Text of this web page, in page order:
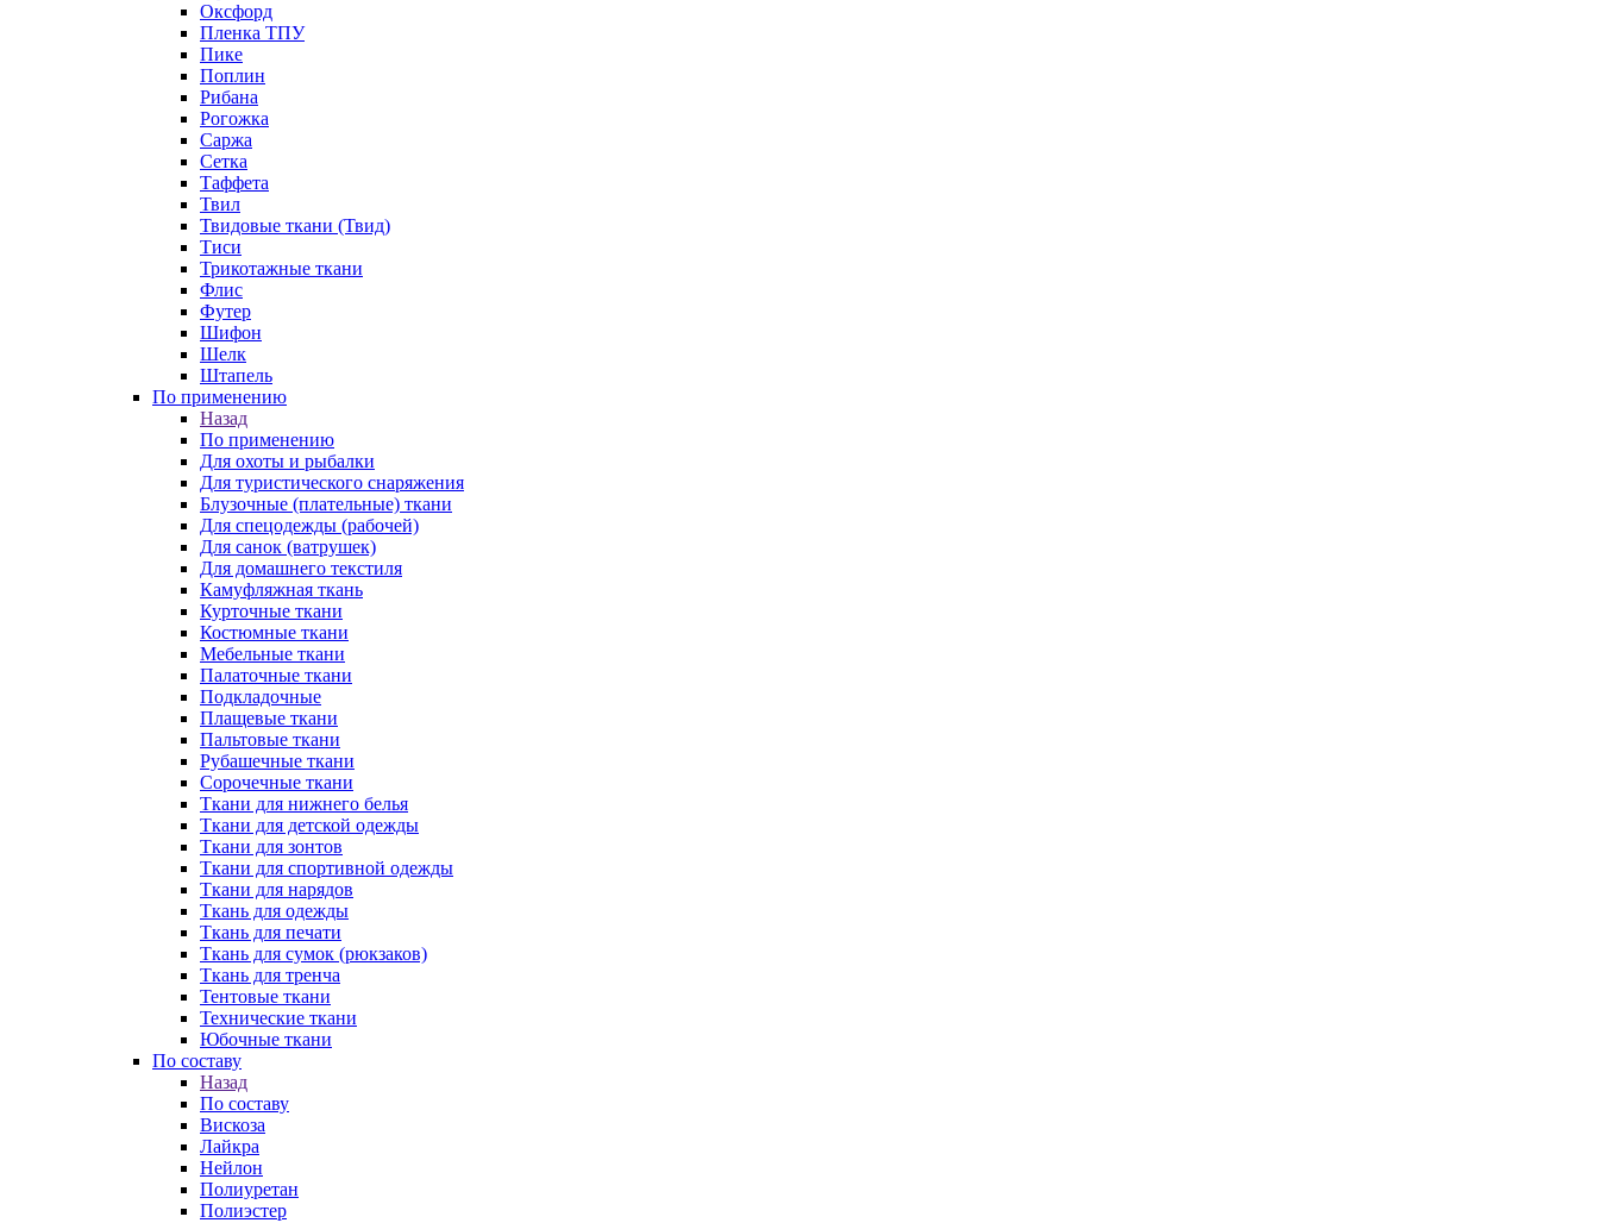
Оксфорд
Пленка ТПУ
Пике
Поплин
Рибана
Рогожка
Саржа
Сетка
Таффета
Твил
Твидовые ткани (Твид)
Тиси
Трикотажные ткани
Флис
Футер
Шифон
Шелк
Штапель
По применению
Назад
По применению
Для охоты и рыбалки
Для туристического снаряжения
Блузочные (плательные) ткани
Для спецодежды (рабочей)
Для санок (ватрушек)
Для домашнего текстиля
Камуфляжная ткань
Курточные ткани
Костюмные ткани
Мебельные ткани
Палаточные ткани
Подкладочные
Плащевые ткани
Пальтовые ткани
Рубашечные ткани
Сорочечные ткани
Ткани для нижнего белья
Ткани для детской одежды
Ткани для зонтов
Ткани для спортивной одежды
Ткани для нарядов
Ткань для одежды
Ткань для печати
Ткань для сумок (рюкзаков)
Ткань для тренча
Тентовые ткани
Технические ткани
Юбочные ткани
По составу
Назад
По составу
Вискоза
Лайкра
Нейлон
Полиуретан
Полиэстер